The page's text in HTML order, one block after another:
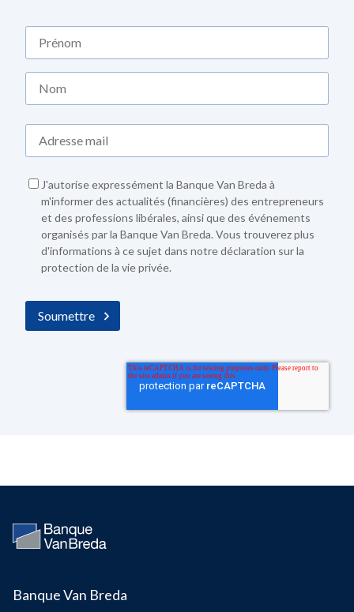
J'autorise expressément la Banque Van Breda à
m'informer des actualités (financières) des entrepreneurs
et des professions libérales, ainsi que des événements
organisés par la Banque Van Breda. Vous trouverez plus
d'informations à ce sujet dans notredéclaration sur la
protection de la vie privée.
Banque Van Breda